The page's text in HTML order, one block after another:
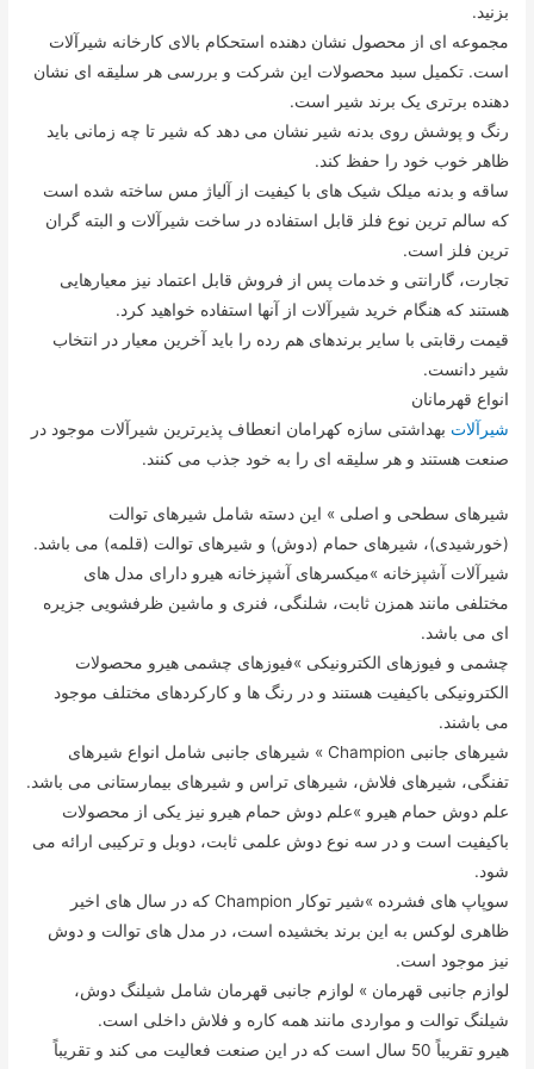
بزنید.
مجموعه ای از محصول نشان دهنده استحکام بالای کارخانه شیرآلات
است. تکمیل سبد محصولات این شرکت و بررسی هر سلیقه ای نشان
دهنده برتری یک برند شیر است.
رنگ و پوشش روی بدنه شیر نشان می دهد که شیر تا چه زمانی باید
ظاهر خوب خود را حفظ کند.
ساقه و بدنه میلک شیک های با کیفیت از آلیاژ مس ساخته شده است
که سالم ترین نوع فلز قابل استفاده در ساخت شیرآلات و البته گران
ترین فلز است.
تجارت، گارانتی و خدمات پس از فروش قابل اعتماد نیز معیارهایی
هستند که هنگام خرید شیرآلات از آنها استفاده خواهید کرد.
قیمت رقابتی با سایر برندهای هم رده را باید آخرین معیار در انتخاب
شیر دانست.
انواع قهرمانان
شیرآلات بهداشتی سازه کهرامان انعطاف پذیرترین شیرآلات موجود در
صنعت هستند و هر سلیقه ای را به خود جذب می کنند.
شیرهای سطحی و اصلی » این دسته شامل شیرهای توالت
(خورشیدی)، شیرهای حمام (دوش) و شیرهای توالت (قلمه) می باشد.
شیرآلات آشپزخانه »میکسرهای آشپزخانه هیرو دارای مدل های
مختلفی مانند همزن ثابت، شلنگی، فنری و ماشین ظرفشویی جزیره
ای می باشد.
چشمی و فیوزهای الکترونیکی »فیوزهای چشمی هیرو محصولات
الکترونیکی باکیفیت هستند و در رنگ ها و کارکردهای مختلف موجود
می باشند.
شیرهای جانبی Champion » شیرهای جانبی شامل انواع شیرهای
تفنگی، شیرهای فلاش، شیرهای تراس و شیرهای بیمارستانی می باشد.
علم دوش حمام هیرو »علم دوش حمام هیرو نیز یکی از محصولات
باکیفیت است و در سه نوع دوش علمی ثابت، دوبل و ترکیبی ارائه می
شود.
سوپاپ های فشرده »شیر توکار Champion که در سال های اخیر
ظاهری لوکس به این برند بخشیده است، در مدل های توالت و دوش
نیز موجود است.
لوازم جانبی قهرمان » لوازم جانبی قهرمان شامل شیلنگ دوش،
شیلنگ توالت و مواردی مانند همه کاره و فلاش داخلی است.
هیرو تقریباً 50 سال است که در این صنعت فعالیت می کند و تقریباً